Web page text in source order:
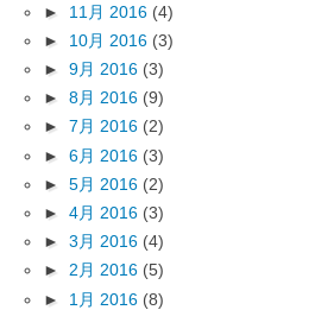
► 11月 2016 (4)
► 10月 2016 (3)
► 9月 2016 (3)
► 8月 2016 (9)
► 7月 2016 (2)
► 6月 2016 (3)
► 5月 2016 (2)
► 4月 2016 (3)
► 3月 2016 (4)
► 2月 2016 (5)
► 1月 2016 (8)